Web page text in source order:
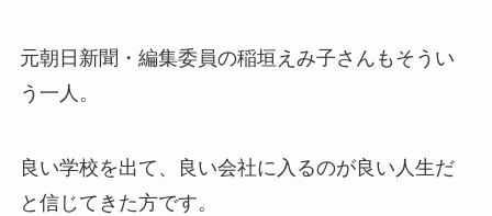
元朝日新聞・編集委員の稲垣えみ子さんもそうい
う一人。
良い学校を出て、良い会社に入るのが良い人生だ
と信じてきた方です。